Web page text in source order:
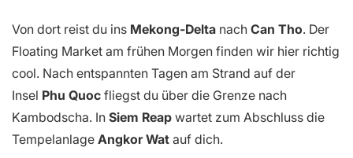
Von dort reist du ins Mekong-Delta nach Can Tho. Der
Floating Market am frühen Morgen finden wir hier richtig
cool. Nach entspannten Tagen am Strand auf der
Insel Phu Quoc fliegst du über die Grenze nach
Kambodscha. In Siem Reap wartet zum Abschluss die
Tempelanlage Angkor Wat auf dich.